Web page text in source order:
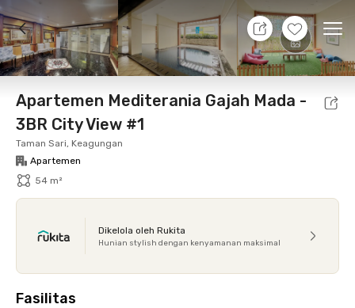
+31
10 Agt 26 - Belum tahu
Foto Fasilitas bersama Lokasi Aturan
Apartemen Mediterania Gajah Mada -
3BR City View #1
Taman Sari, Keagungan
Apartemen
54 m²
Dikelola oleh Rukita
Hunian stylish dengan kenyamanan maksimal
Fasilitas